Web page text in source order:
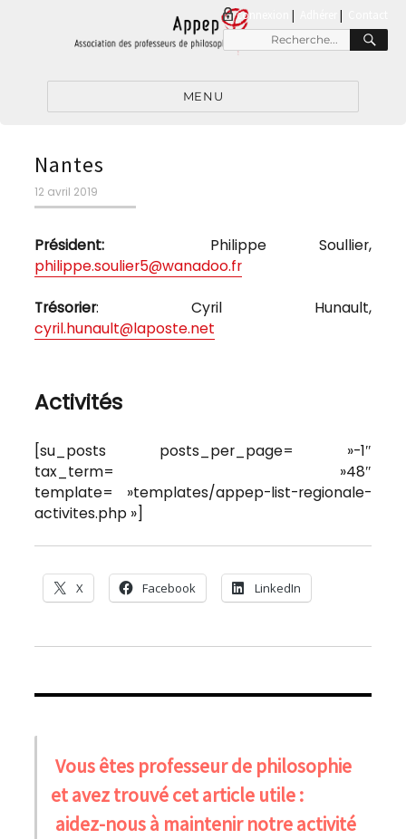
connexion |
Recherche
pour
MENU
Nantes
Publié
le
12 avril 2019
Président:
Philippe Soullier,
philippe.soulier5@wanadoo.fr
Trésorier: Cyril Hunault,
cyril.hunault@laposte.net
Activités
[su_posts posts_per_page= »-1″
tax_term= »48″
template= »templates/appep-list-regionale-
activites.php »]
X Facebook LinkedIn
Vous êtes professeur de philosophie
et avez trouvé cet article utile :
aidez-nous à maintenir notre activité